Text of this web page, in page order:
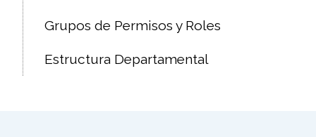
Grupos de Permisos y Roles
Estructura Departamental